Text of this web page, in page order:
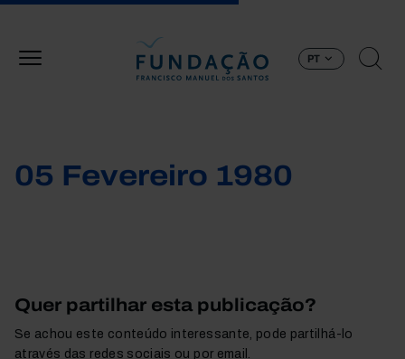
PT
05 Fevereiro 1980
Quer partilhar esta publicação?
Se achou este conteúdo interessante, pode partilhá-lo
através das redes sociais ou por email.